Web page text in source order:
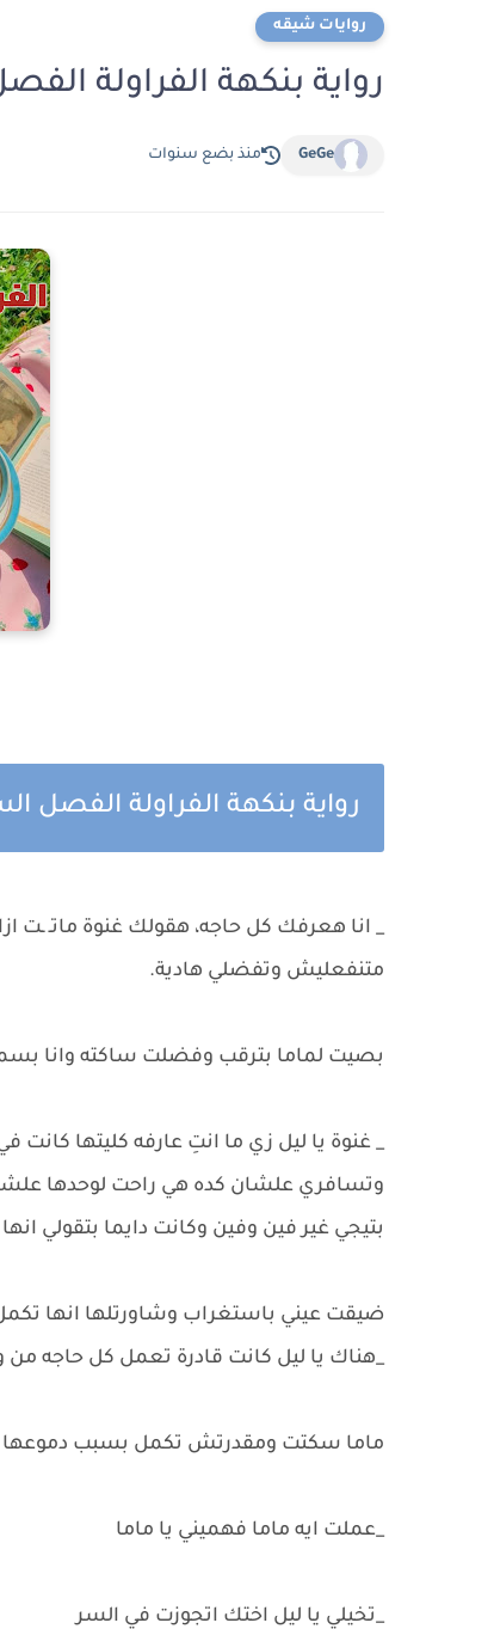
روايات شيقه
رواية بنكهة الفراولة الفصل السادس
GeGe منذ بضع سنوات
رواية بنكهة الفراولة الفصل
_ انا هعرفك كل حاجه، هقولك غنوة ماتـ ـت
متنفعليش وتفضلي هادية.
بصيت لماما بترقب وفضلت ساكته وانا
_ غنوة يا ليل زي ما انتِ عارفه كليتها
وتسافري علشان كده هي راحت لوحدها
بتيجي غير فين وفين وكانت دايما بتقولي
ضيقت عيني باستغراب وشاورتلها انها
_هناك يا ليل كانت قادرة تعمل كل حاجه من
ماما سكتت ومقدرتش تكمل بسبب دموعها
_عملت ايه ماما فهميني يا ماما
_تخيلي يا ليل اختك اتجوزت في السر